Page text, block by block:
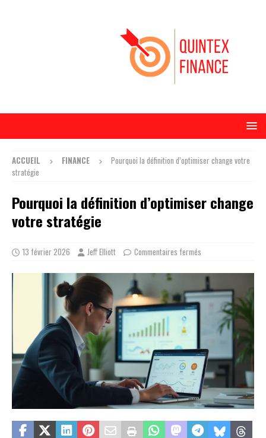
ACCUEIL FINANCE
Pourquoi la définition d’optimiser change votre
stratégie
Pourquoi la définition d’optimiser change
votre stratégie
13 février 2026 Jeff Elliott Commentaires fermés